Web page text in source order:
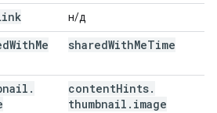
н/д
WithMe
sharedWithMeTime
.
contentHints.
thumbnail . image